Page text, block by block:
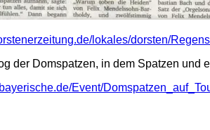
lokales/dorsten/
der Domspatzen, in dem Spatzen und
Event/